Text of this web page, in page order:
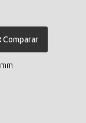
Comparar